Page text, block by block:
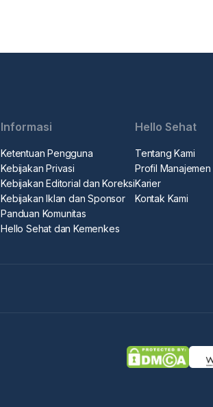
Informasi
Ketentuan Pengguna
Kebijakan Privasi
Kebijakan Editorial dan Koreksi
Kebijakan Iklan dan Sponsor
Panduan Komunitas
Hello Sehat dan Kemenkes
Hello Sehat
Tentang Kami
Profil Manajemen
Karier
Kontak Kami